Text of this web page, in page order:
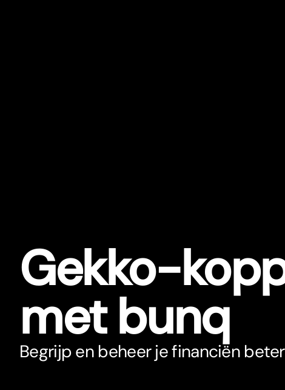
Gekko-
met bunq
Begrijp en beheer je financiën